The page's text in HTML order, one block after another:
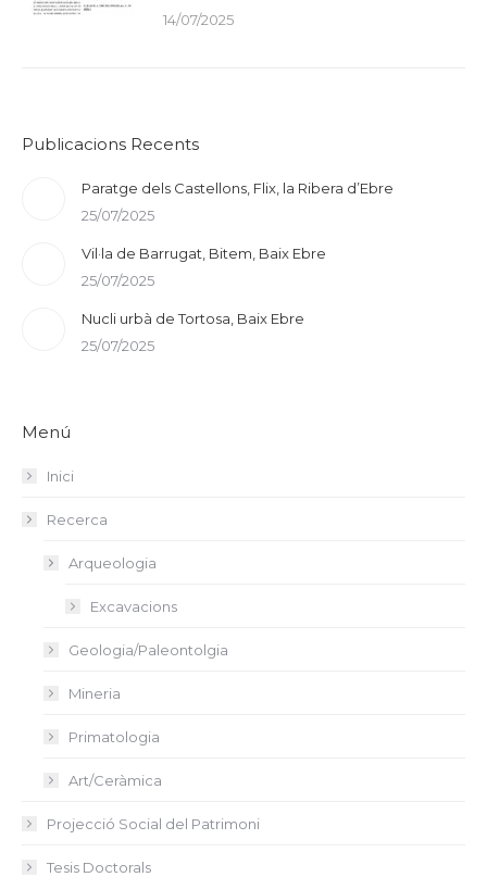
14/07/2025
Publicacions Recents
Paratge dels Castellons, Flix, la Ribera d’Ebre
25/07/2025
Vil·la de Barrugat, Bitem, Baix Ebre
25/07/2025
Nucli urbà de Tortosa, Baix Ebre
25/07/2025
Menú
Inici
Recerca
Arqueologia
Excavacions
Geologia/Paleontolgia
Mineria
Primatologia
Art/Ceràmica
Projecció Social del Patrimoni
Tesis Doctorals